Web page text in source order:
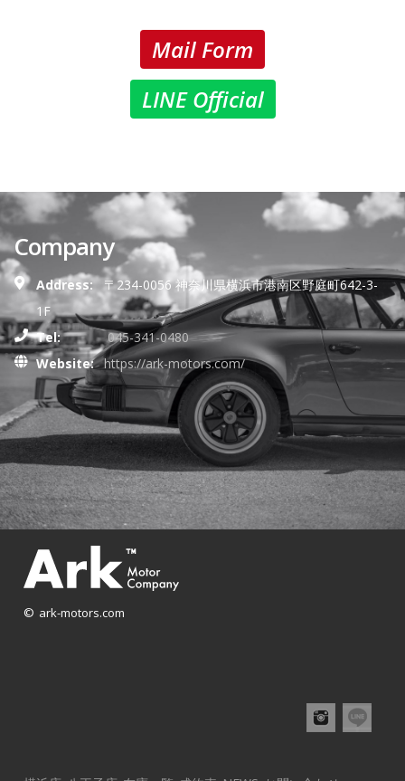
Mail Form
LINE Official
Company
Address:
〒234-0056 神奈川県横浜市港南区野庭町642-3-
1F
Tel:
045-341-0480
Website: https://ark-motors.com/
© ark-motors.com